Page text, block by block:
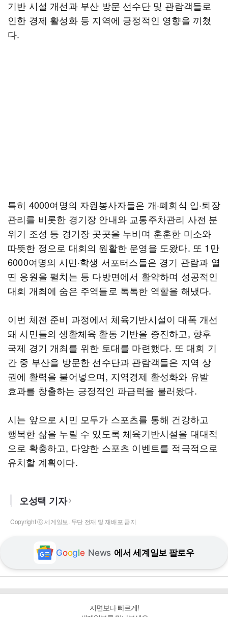
기반 시설 개선과 부산 방문 선수단 및 관람객들로
인한 경제 활성화 등 지역에 긍정적인 영향을 끼쳤
다.
특히 4000여명의 자원봉사자들은 개·폐회식 입·퇴장
관리를 비롯한 경기장 안내와 교통주차관리 사전 분
위기 조성 등 경기장 곳곳을 누비며 훈훈한 미소와
따뜻한 정으로 대회의 원활한 운영을 도왔다. 또 1만
6000여명의 시민·학생 서포터스들은 경기 관람과 열
띤 응원을 펼치는 등 다방면에서 활약하며 성공적인
대회 개최에 숨은 주역들로 톡톡한 역할을 해냈다.
이번 체전 준비 과정에서 체육기반시설이 대폭 개선
돼 시민들의 생활체육 활동 기반을 증진하고, 향후
국제 경기 개최를 위한 토대를 마련했다. 또 대회 기
간 중 부산을 방문한 선수단과 관람객들은 지역 상
권에 활력을 불어넣으며, 지역경제 활성화와 유발
효과를 창출하는 긍정적인 파급력을 불러왔다.
시는 앞으로 시민 모두가 스포츠를 통해 건강하고
행복한 삶을 누릴 수 있도록 체육기반시설을 대대적
으로 확충하고, 다양한 스포츠 이벤트를 적극적으로
유치할 계획이다.
오성택 기자
Copyright ⓒ 세계일보. 무단 전재 및 재배포 금지
Google News 에서 세계일보 팔로우
지면보다 빠르게!